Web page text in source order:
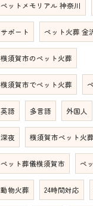
ペットメモリアル 神奈川
サポート ペット火葬 金
横須賀市のペット火葬
横須賀市でペット火葬
英語 多言語 外国人
深夜 横須賀市ペット火葬
ペット葬儀横須賀市 ペ
動物火葬 24時間対応